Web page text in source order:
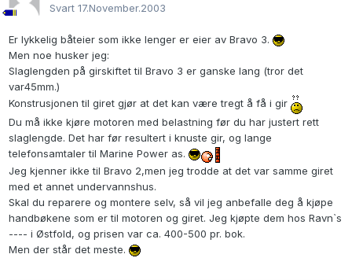
Svart 17.November.2003
Er lykkelig båteier som ikke lenger er eier av Bravo 3.
Men noe husker jeg:
Slaglengden på girskiftet til Bravo 3 er ganske lang (tror det
var45mm.)
Konstrusjonen til giret gjør at det kan være tregt å få i gir
Du må ikke kjøre motoren med belastning før du har justert rett
slaglengde. Det har før resultert i knuste gir, og lange
telefonsamtaler til Marine Power as.
Jeg kjenner ikke til Bravo 2,men jeg trodde at det var samme giret
med et annet undervannshus.
Skal du reparere og montere selv, så vil jeg anbefalle deg å kjøpe
handbøkene som er til motoren og giret. Jeg kjøpte dem hos Ravn`s
---- i Østfold, og prisen var ca. 400-500 pr. bok.
Men der står det meste.